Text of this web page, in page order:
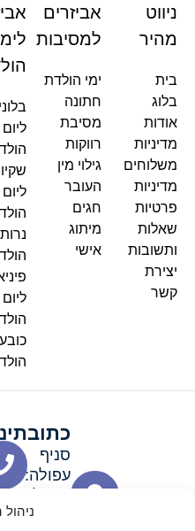
ניווט
מהיר
בית
בלוג
אודות
מדיניות
משלוחים
מדיניות
פרטיות
שאלות
ותשובות
יצירת
קשר
אביזרים
למסיבות
ימי הולדת
חתונה
מסיבת
רווקות
גילוי מין
העובר
חגים
מיתוג
אישי
ליום
ליום
ליום
סניף
עפולה:
סניף מגדל